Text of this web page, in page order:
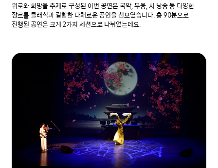
위로와 희망을 주제로 구성된 이번 공연은 국악, 무용, 시 낭송 등 다양한
장르를 클래식과 결합한 다채로운 공연을 선보였습니다. 총 90분으로
진행된 공연은 크게 2가지 세션으로 나뉘었는데요.